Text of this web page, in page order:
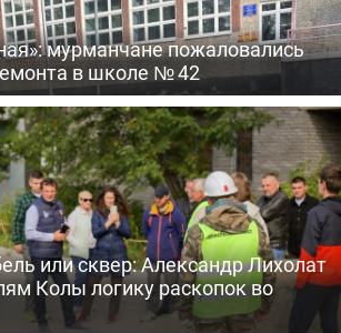
мурманчане пожаловались
в школе № 42
или сквер: Александр Лихолат
Колы логику раскопок во